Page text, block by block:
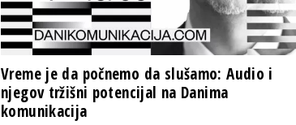
Vreme je da počnemo da slušamo: Audio i
njegov tržišni potencijal na Danima
komunikacija